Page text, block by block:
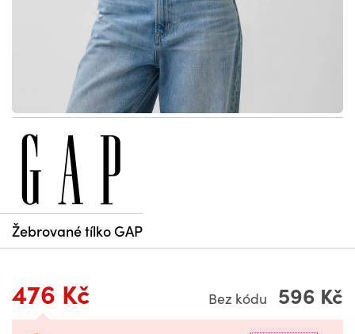
Žebrované tílko GAP
476 Kč Bez kódu 596 Kč